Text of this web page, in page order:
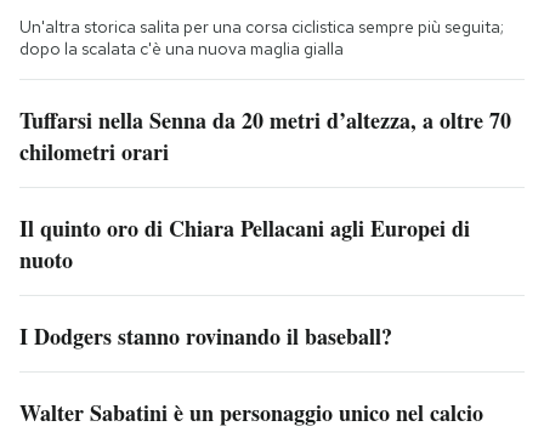
Un'altra storica salita per una corsa ciclistica sempre più seguita;
dopo la scalata c'è una nuova maglia gialla
Tuffarsi nella Senna da 20 metri d’altezza, a oltre 70
chilometri orari
Il quinto oro di Chiara Pellacani agli Europei di
nuoto
I Dodgers stanno rovinando il baseball?
Walter Sabatini è un personaggio unico nel calcio